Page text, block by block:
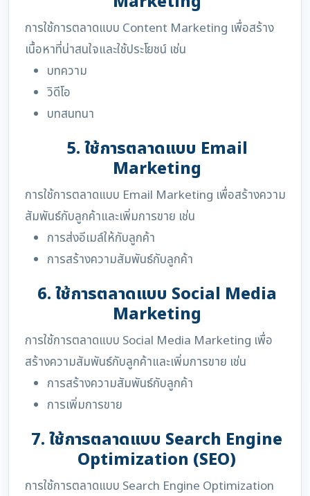
การใช้การตลาดแบบ Content Marketing เพื่อสร้าง
เนื้อหาที่น่าสนใจและใช้ประโยชน์ เช่น
บทความ
วิดีโอ
บทสนทนา
5. ใช้การตลาดแบบ Email
Marketing
การใช้การตลาดแบบ Email Marketing เพื่อสร้างความ
สัมพันธ์กับลูกค้าและเพิ่มการขาย เช่น
การส่งอีเมล์ให้กับลูกค้า
การสร้างความสัมพันธ์กับลูกค้า
6. ใช้การตลาดแบบ Social Media
Marketing
การใช้การตลาดแบบ Social Media Marketing เพื่อ
สร้างความสัมพันธ์กับลูกค้าและเพิ่มการขาย เช่น
การสร้างความสัมพันธ์กับลูกค้า
การเพิ่มการขาย
7. ใช้การตลาดแบบ Search Engine
Optimization (SEO)
การใช้การตลาดแบบ Search Engine Optimization